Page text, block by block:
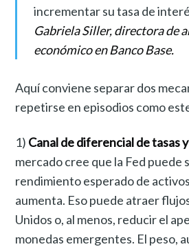
incrementar su tasa de
Gabriela Siller, directora de
económico en Banco Base.
Aquí conviene separar dos
repetirse en episodios como
1) Canal de diferencial de tasas
mercado cree que la Fed puede
rendimiento esperado de
aumenta. Eso puede atraer
Unidos o, al menos, reducir el
monedas emergentes. El peso,